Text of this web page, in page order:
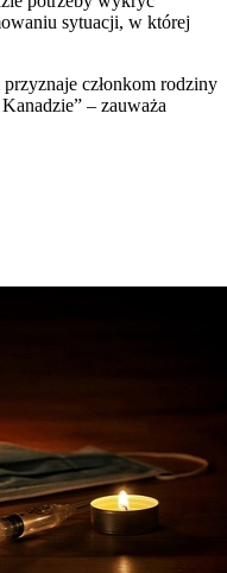
sytuacji, w której
członkom rodziny
– zauważa